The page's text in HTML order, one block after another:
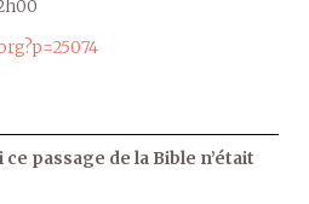
ce passage de la Bible n’était